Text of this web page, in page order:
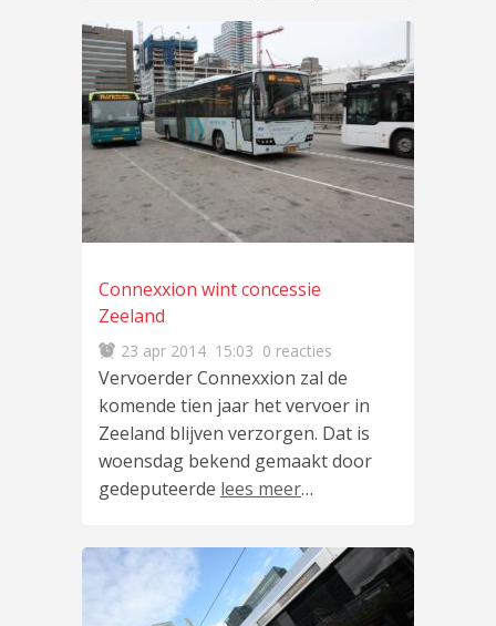
gereisd
lees meer…
Connexxion wint concessie
Zeeland
23 apr 2014 15:03 0 reacties
Vervoerder Connexxion zal de
komende tien jaar het vervoer in
Zeeland blijven verzorgen. Dat is
woensdag bekend gemaakt door
gedeputeerde lees meer…